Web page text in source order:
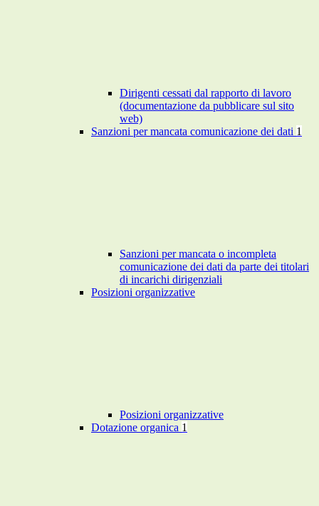
Dirigenti cessati dal rapporto di lavoro
(documentazione da pubblicare sul sito
web)
Sanzioni per mancata comunicazione dei dati 1
Sanzioni per mancata o incompleta
comunicazione dei dati da parte dei titolari
di incarichi dirigenziali
Posizioni organizzative
Posizioni organizzative
Dotazione organica 1